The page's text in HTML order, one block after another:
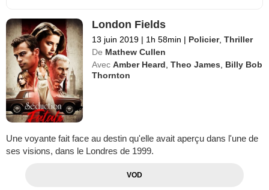
London Fields
13 juin 2019 | 1h 58min | Policier,Thriller
De Mathew Cullen
Avec Amber Heard ,Theo James
Billy Bob
Thornton
Une voyante fait face au destin qu'elle avait aperçu dans l'une de
ses visions, dans le Londres de 1999.
VOD